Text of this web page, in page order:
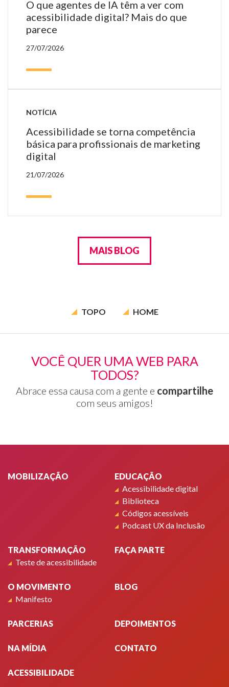
O que agentes de IA têm a ver com
acessibilidade digital? Mais do que
parece
27/07/2026
NOTÍCIA
Acessibilidade se torna competência
básica para profissionais de marketing
digital
21/07/2026
MAIS BLOG
TOPO HOME
VOCÊ QUER UMA WEB PARA
TODOS?
Abrace essa causa com a gente e compartilhe
com seus amigos!
MOBILIZAÇÃO
EDUCAÇÃO
Acessibilidade digital
Biblioteca
Códigos acessíveis
Podcast UX da Inclusão
TRANSFORMAÇÃO
Teste de acessibilidade
FAÇA PARTE
O MOVIMENTO
Manifesto
BLOG
PARCERIAS DEPOIMENTOS
NA MÍDIA CONTATO
ACESSIBILIDADE